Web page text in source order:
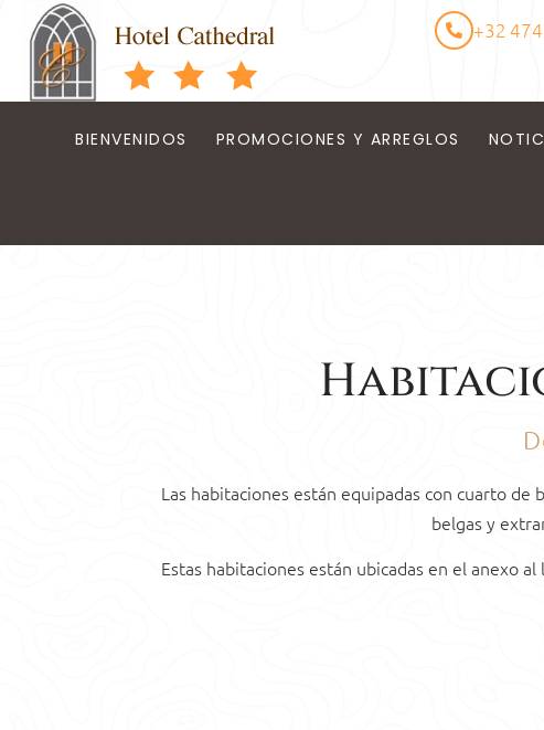
+32
BIENVENIDOS PROMOCIONES Y ARREGLOS
Las habitaciones están equipadas con cuarto de
belgas y
Estas habitaciones están ubicadas en el anexo